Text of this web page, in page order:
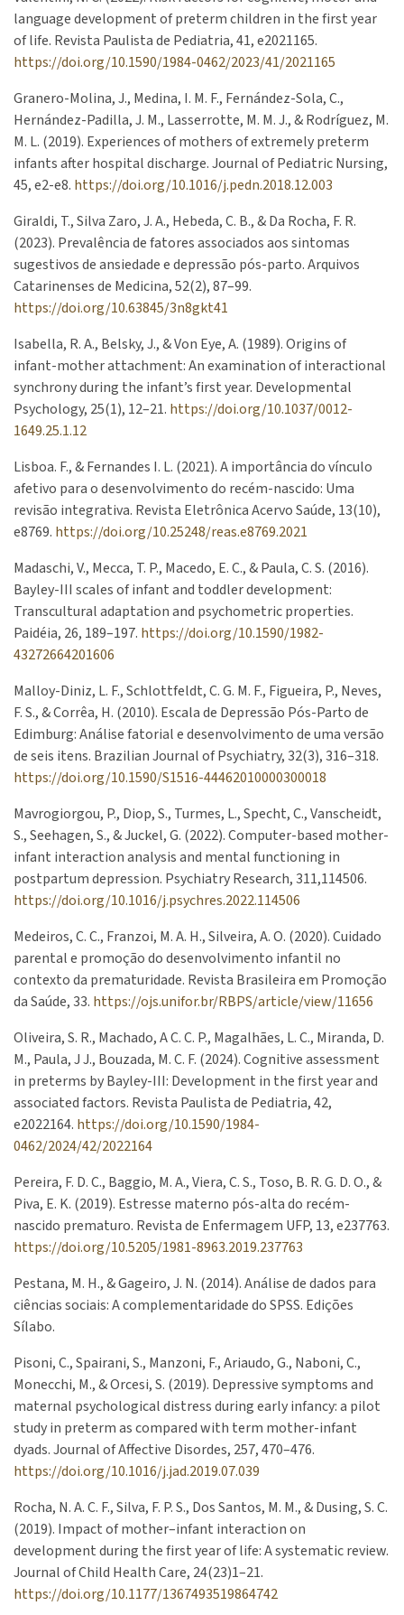
language development of preterm children in the first year
of life. Revista Paulista de Pediatria, 41, e2021165.
https://doi.org/10.1590/1984-0462/2023/41/2021165
Granero-Molina, J., Medina, I. M. F., Fernández-Sola, C.,
Hernández-Padilla, J. M., Lasserrotte, M. M. J., & Rodríguez, M.
M. L. (2019). Experiences of mothers of extremely preterm
infants after hospital discharge. Journal of Pediatric Nursing,
45, e2-e8. https://doi.org/10.1016/j.pedn.2018.12.003
Giraldi, T., Silva Zaro, J. A., Hebeda, C. B., & Da Rocha, F. R.
(2023). Prevalência de fatores associados aos sintomas
sugestivos de ansiedade e depressão pós-parto. Arquivos
Catarinenses de Medicina, 52(2), 87–99.
https://doi.org/10.63845/3n8gkt41
Isabella, R. A., Belsky, J., & Von Eye, A. (1989). Origins of
infant-mother attachment: An examination of interactional
synchrony during the infant’s first year. Developmental
Psychology, 25(1), 12–21. https://doi.org/10.1037/0012-
1649.25.1.12
Lisboa. F., & Fernandes I. L. (2021). A importância do vínculo
afetivo para o desenvolvimento do recém-nascido: Uma
revisão integrativa. Revista Eletrônica Acervo Saúde, 13(10),
e8769. https://doi.org/10.25248/reas.e8769.2021
Madaschi, V., Mecca, T. P., Macedo, E. C., & Paula, C. S. (2016).
Bayley-III scales of infant and toddler development:
Transcultural adaptation and psychometric properties.
Paidéia, 26, 189–197. https://doi.org/10.1590/1982-
43272664201606
Malloy-Diniz, L. F., Schlottfeldt, C. G. M. F., Figueira, P., Neves,
F. S., & Corrêa, H. (2010). Escala de Depressão Pós-Parto de
Edimburg: Análise fatorial e desenvolvimento de uma versão
de seis itens. Brazilian Journal of Psychiatry, 32(3), 316–318.
https://doi.org/10.1590/S1516-44462010000300018
Mavrogiorgou, P., Diop, S., Turmes, L., Specht, C., Vanscheidt,
S., Seehagen, S., & Juckel, G. (2022). Computer-based mother-
infant interaction analysis and mental functioning in
postpartum depression. Psychiatry Research, 311,114506.
https://doi.org/10.1016/j.psychres.2022.114506
Medeiros, C. C., Franzoi, M. A. H., Silveira, A. O. (2020). Cuidado
parental e promoção do desenvolvimento infantil no
contexto da prematuridade. Revista Brasileira em Promoção
da Saúde, 33. https://ojs.unifor.br/RBPS/article/view/11656
Oliveira, S. R., Machado, A C. C. P., Magalhães, L. C., Miranda, D.
M., Paula, J J., Bouzada, M. C. F. (2024). Cognitive assessment
in preterms by Bayley-III: Development in the first year and
associated factors. Revista Paulista de Pediatria, 42,
e2022164. https://doi.org/10.1590/1984-
0462/2024/42/2022164
Pereira, F. D. C., Baggio, M. A., Viera, C. S., Toso, B. R. G. D. O., &
Piva, E. K. (2019). Estresse materno pós-alta do recém-
nascido prematuro. Revista de Enfermagem UFP, 13, e237763.
https://doi.org/10.5205/1981-8963.2019.237763
Pestana, M. H., & Gageiro, J. N. (2014). Análise de dados para
ciências sociais: A complementaridade do SPSS. Edições
Sílabo.
Pisoni, C., Spairani, S., Manzoni, F., Ariaudo, G., Naboni, C.,
Monecchi, M., & Orcesi, S. (2019). Depressive symptoms and
maternal psychological distress during early infancy: a pilot
study in preterm as compared with term mother-infant
dyads. Journal of Affective Disordes, 257, 470–476.
https://doi.org/10.1016/j.jad.2019.07.039
Rocha, N. A. C. F., Silva, F. P. S., Dos Santos, M. M., & Dusing, S. C.
(2019). Impact of mother–infant interaction on
development during the first year of life: A systematic review.
Journal of Child Health Care, 24(23)1–21.
https://doi.org/10.1177/1367493519864742